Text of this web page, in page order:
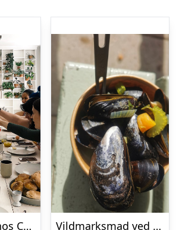
Food Friends hos CPH Cooking Class
Vildmarksmad ved Det Sydfynske Øhav